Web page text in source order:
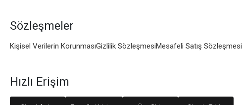
Sözleşmeler
Kişisel Verilerin KorunmasıGizlilik SözleşmesiMesafeli Satış Sözleşmesi
Hızlı Erişim